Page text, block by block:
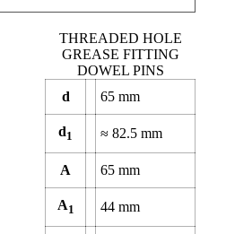
d 65mm
d1 ≈ 82.5mm
A 65mm
A1 44mm
THREADED HOLE
GREASE FITTING
DOWEL PINS